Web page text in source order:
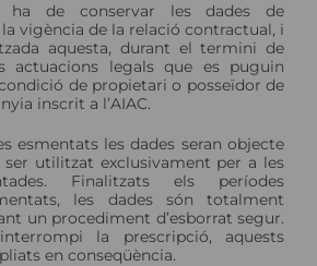
ha de conservar les dades de
vigència de la relació contractual, i
aquesta, durant el termini de
actuacions legals que es puguin
de propietari o posseïdor de
inscrit a l’AIAC.
esmentats les dades seran objecte
utilitzat exclusivament per a les
Finalitzats els períodes
les dades són totalment
un procediment d’esborrat segur.
la prescripció, aquests
en conseqüència.